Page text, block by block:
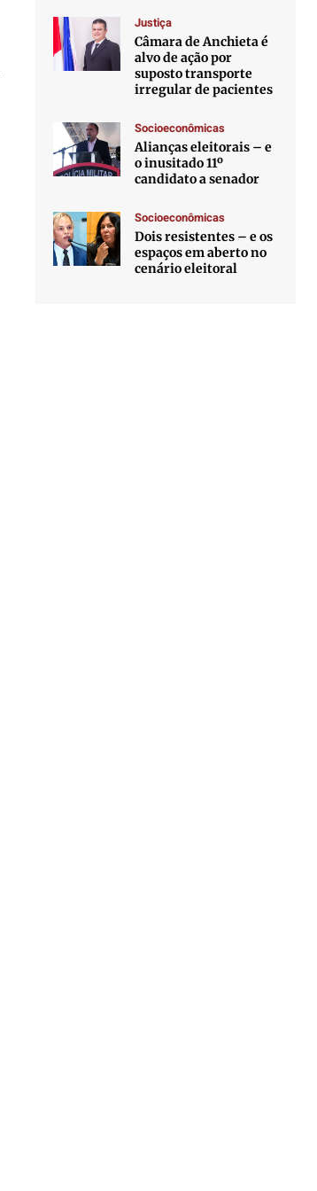
Justiça
Câmara de Anchieta é
alvo de ação por
suposto transporte
irregular de pacientes
Socioeconômicas
Alianças eleitorais – e
o inusitado 11º
candidato a senador
Socioeconômicas
Dois resistentes – e os
espaços em aberto no
cenário eleitoral